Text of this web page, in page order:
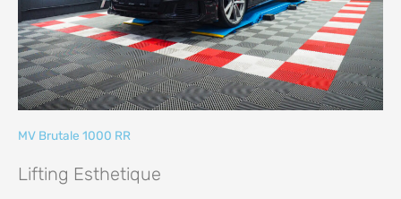
MV Brutale 1000 RR
Lifting Esthetique